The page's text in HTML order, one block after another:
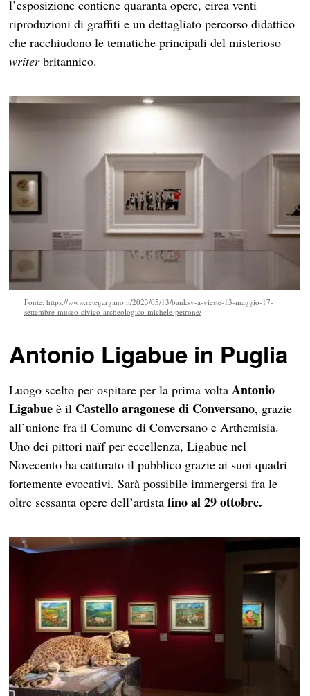
l’esposizione contiene quaranta opere, circa venti
riproduzioni di graffiti e un dettagliato percorso didattico
che racchiudono le tematiche principali del misterioso
writerbritannico.
Fonte: https://www.retegargano.it/2023/05/13/banksy-a-vieste-13-maggio-17-
settembre-museo-civico-archeologico-michele-petrone/
Antonio Ligabue in Puglia
Luogo scelto per ospitare per la prima voltaAntonio
Ligabue è il Castello aragonese di Conversano, grazie
all’unione fra il Comune di Conversano e Arthemisia.
Uno dei pittori naïf per eccellenza, Ligabue nel
Novecento ha catturato il pubblico grazie ai suoi quadri
fortemente evocativi. Sarà possibile immergersi fra le
oltre sessanta opere dell’artistafino al 29 ottobre.